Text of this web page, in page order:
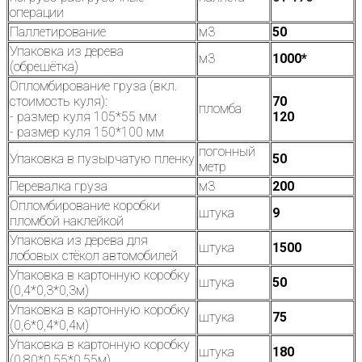
операции
Паллетирование м3
50
Упаковка из дерева
(обрешётка)
м3
1000*
Опломбирование груза (вкл.
стоимость куля):
- размер куля 105*55 мм
- размер куля 150*100 мм
пломба
70
120
Упаковка в пузырчатую пленку погонный
метр
50
Перевалка груза
м3
200
Опломбирование коробки
пломбой наклейкой
штука
9
Упаковка из дерева для
лобовых стёкол автомобилей
штука
1500
Упаковка в картонную коробку
(0,4*0,3*0,3м)
штука
50
Упаковка в картонную коробку
(0,6*0,4*0,4м)
штука
75
Упаковка в картонную коробку
штука 180